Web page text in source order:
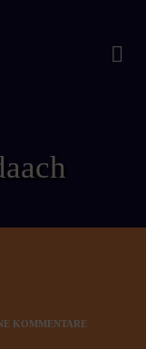
KOMMENTARE